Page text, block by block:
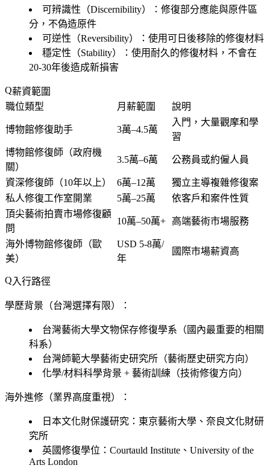
可辨識性（Discernibility）：修復部分應能與原件區
分，不偽造原件
可逆性（Reversibility）：使用可日後移除的修復材料
穩定性（Stability）：使用耐久的修復材料，不會在
20-30年後造成新損害
薪資範圍
職位類型
月薪範圍 說明
博物館修復助手 3萬–4.5萬
入門，大量觀摩和學
習
博物館修復師（政府機
關）
3.5萬–6萬 公務員或約僱人員
資深修復師（10年以上） 6萬–12萬
獨立主導複雜修復案
私人修復工作室開業
5萬–25萬
依客戶和案件性質
頂尖藝術拍賣市場修復顧
問
10萬–50萬+ 高端藝術市場服務
海外博物館修復師（歐
美）
USD 5-8萬/
年
國際市場薪資高
入行路徑
學歷背景（台灣選擇有限）：
台灣藝術大學文物保存修復學系（國內最重要的相關
科系）
台灣師範大學藝術史研究所（藝術歷史研究方向）
化學/材料科學背景 + 藝術訓練（技術修復方向）
海外進修（業界高度重視）：
日本文化財保護研究：東京藝術大學、奈良文化財研
究所
英國修復學位：Courtauld Institute、University of the
Arts London